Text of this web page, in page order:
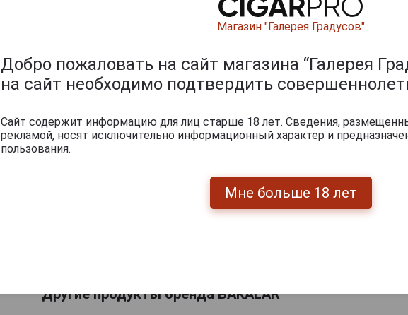
Другие продукты бренда BAKALAR
Магазин "Галерея Градусов"
Добро пожаловать на сайт магазина “Галерея
на сайт необходимо подтвердить
Сайт содержит информацию для лиц старше 18 лет. Сведения,
рекламой, носят исключительно информационный характер и
пользования.
Мне больше 18 лет